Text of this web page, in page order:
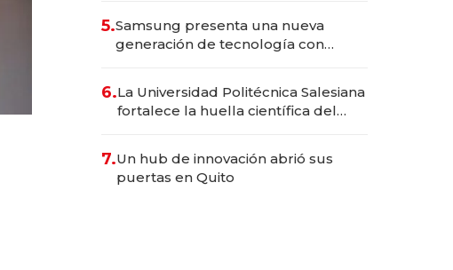
5.Samsung presenta una nueva
generación de tecnología con
6.La Universidad Politécnica Salesiana
fortalece la huella científica del
7.Un hub de innovación abrió sus
puertas en Quito